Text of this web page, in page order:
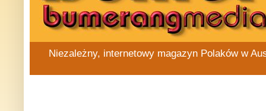
Niezależny, internetowy magazyn Polaków w